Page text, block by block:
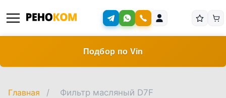
Подбор по Vin
Главная / Фильтр масляный D7F